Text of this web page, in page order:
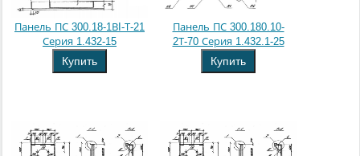
Панель ПС 300.18-1ВI-Т-21
Серия 1.432-15
Купить
Панель ПС 300.180.10-
2Т-70 Серия 1.432.1-25
Купить